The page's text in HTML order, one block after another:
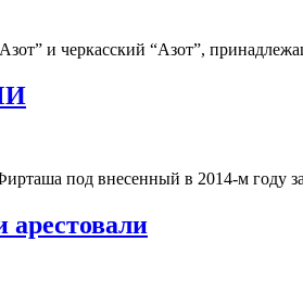
и черкасский “Азот”,
под внесенный в 2014-м году
арестовали